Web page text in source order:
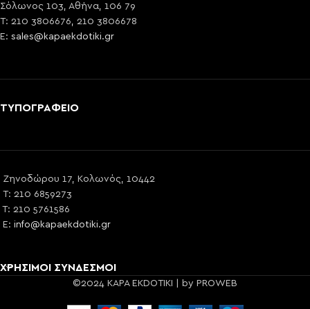
Σόλωνος 103, Αθήνα, 106 79
T: 210 3806676, 210 3806678
E: sales@kapaekdotiki.gr
ΤΥΠΟΓΡΑΦΕΙΟ
Ζηνοδώρου 17, Κολωνός, 10442
T: 210 6859273
T: 210 5761586
E: info@kapaekdotiki.gr
ΧΡΗΣΙΜΟΙ ΣΥΝΔΕΣΜΟΙ
©2024 KAPA EKDOTIKI | by PROWEB